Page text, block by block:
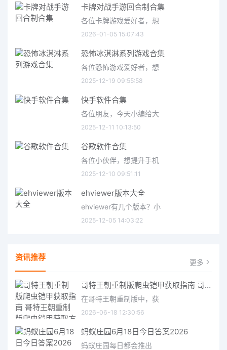
卡牌对战手游回合制合集
各位卡牌游戏爱好者，想
2026-01-05 15:07:43
恐怖冰淇淋系列游戏合集
各位恐怖游戏爱好者，想
2025-12-19 09:55:58
快手软件合集
各位朋友，今天小编给大
2025-12-11 10:13:50
谷歌软件合集
各位小伙伴，想提升手机
2025-12-10 09:51:11
ehviewer版本大全
ehviewer有几个版本？小
2025-12-05 14:03:22
资讯推荐 更多
哥特王朝重制版爬虫铠甲获取指南 哥特王朝重制版爬虫铠甲获取方法
在哥特王朝重制版中，获
2026-06-18 12:30:56
蚂蚁庄园6月18日今日答案2026
蚂蚁庄园每日都会推出